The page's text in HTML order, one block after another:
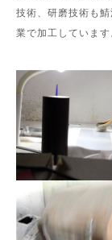
技術、研磨技術も
業で加工していま